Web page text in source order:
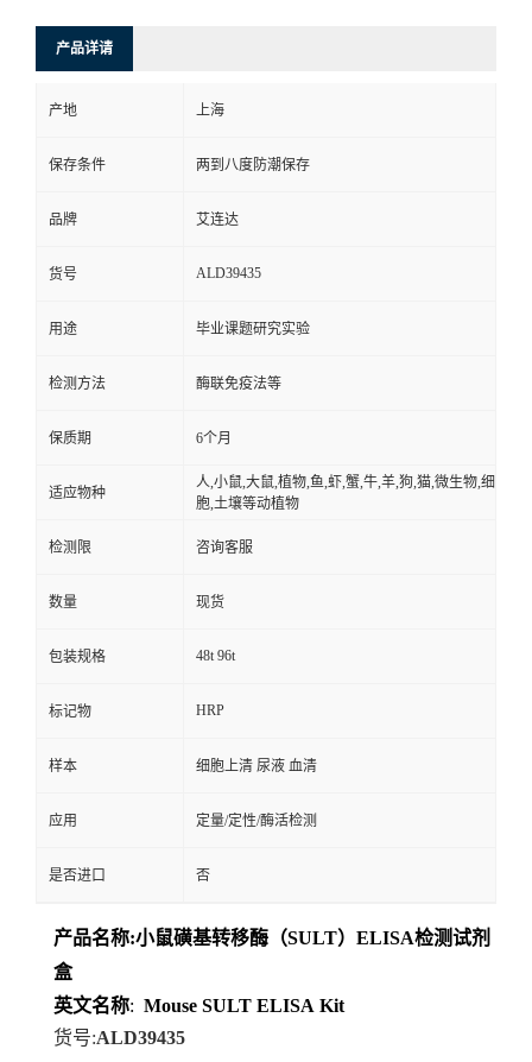
产品详请
产地 上海
保存条件 两到八度防潮保存
品牌 艾连达
货号 ALD39435
用途 毕业课题研究实验
检测方法 酶联免疫法等
保质期 6个月
适应物种
人,小鼠,大鼠,植物,鱼,虾,蟹,牛,羊,狗,猫,微生物,细
胞,土壤等动植物
检测限 咨询客服
数量 现货
包装规格 48t 96t
标记物 HRP
样本 细胞上清 尿液 血清
应用 定量/定性/酶活检测
是否进口 否
产品名称:小鼠磺基转移酶（SULT）ELISA检测试剂
盒
英文名称: Mouse SULT ELISA Kit
货号:ALD39435